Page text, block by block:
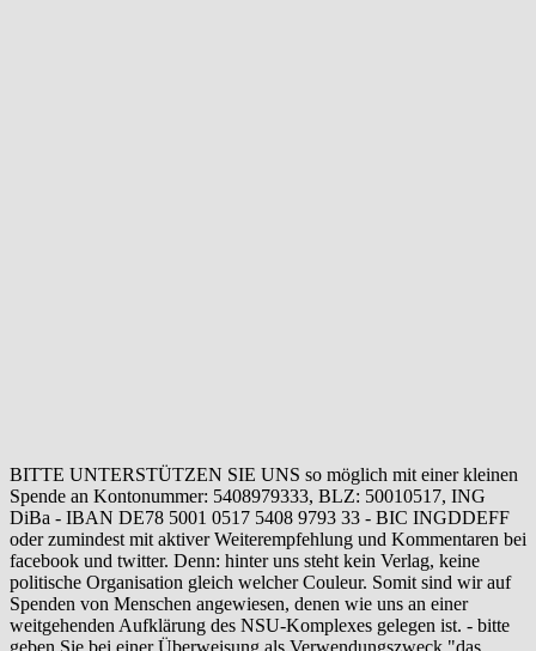
BITTE UNTERSTÜTZEN SIE UNS so möglich mit einer kleinen
Spende an Kontonummer: 5408979333, BLZ: 50010517, ING
DiBa - IBAN DE78 5001 0517 5408 9793 33 - BIC INGDDEFF
oder zumindest mit aktiver Weiterempfehlung und Kommentaren bei
facebook und twitter. Denn: hinter uns steht kein Verlag, keine
politische Organisation gleich welcher Couleur. Somit sind wir auf
Spenden von Menschen angewiesen, denen wie uns an einer
weitgehenden Aufklärung des NSU-Komplexes gelegen ist. - bitte